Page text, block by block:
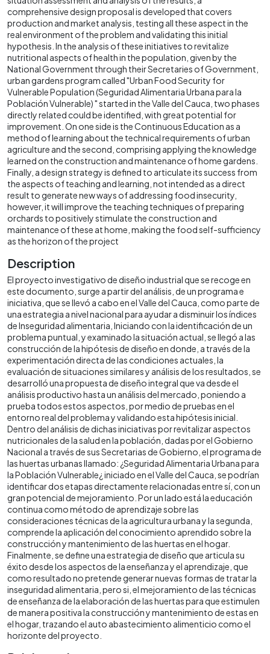
comprehensive design proposal is developed that covers
production and market analysis, testing all these aspect in the
real environment of the problem and validating this initial
hypothesis. In the analysis of these initiatives to revitalize
nutritional aspects of health in the population, given by the
National Government through their Secretaries of Government,
urban gardens program called "Urban Food Security for
Vulnerable Population (Seguridad Alimentaria Urbana para la
Población Vulnerable) " started in the Valle del Cauca, two phases
directly related could be identified, with great potential for
improvement. On one side is the Continuous Education as a
method of learning about the technical requirements of urban
agriculture and the second, comprising applying the knowledge
learned on the construction and maintenance of home gardens.
Finally, a design strategy is defined to articulate its success from
the aspects of teaching and learning, not intended as a direct
result to generate new ways of addressing food insecurity,
however, it will improve the teaching techniques of preparing
orchards to positively stimulate the construction and
maintenance of these at home, making the food self-sufficiency
as the horizon of the project
Description
El proyecto investigativo de diseño industrial que se recoge en
este documento, surge a partir del análisis, de un programa e
iniciativa, que se llevó a cabo en el Valle del Cauca, como parte de
una estrategia a nivel nacional para ayudar a disminuir los índices
de Inseguridad alimentaria, Iniciando con la identificación de un
problema puntual, y examinado la situación actual, se llegó a las
construcción de la hipótesis de diseño en donde, a través de la
experimentación directa de las condiciones actuales, la
evaluación de situaciones similares y análisis de los resultados, se
desarrolló una propuesta de diseño integral que va desde el
análisis productivo hasta un análisis del mercado, poniendo a
prueba todos estos aspectos, por medio de pruebas en el
entorno real del problema y validando esta hipótesis inicial.
Dentro del análisis de dichas iniciativas por revitalizar aspectos
nutricionales de la salud en la población, dadas por el Gobierno
Nacional a través de sus Secretarias de Gobierno, el programa de
las huertas urbanas llamado: ¿Seguridad Alimentaria Urbana para
la Población Vulnerable¿ iniciado en el Valle del Cauca, se podrían
identificar dos etapas directamente relacionadas entre sí, con un
gran potencial de mejoramiento. Por un lado está la educación
continua como método de aprendizaje sobre las
consideraciones técnicas de la agricultura urbana y la segunda,
comprende la aplicación del conocimiento aprendido sobre la
construcción y mantenimiento de las huertas en el hogar.
Finalmente, se define una estrategia de diseño que articula su
éxito desde los aspectos de la enseñanza y el aprendizaje, que
como resultado no pretende generar nuevas formas de tratar la
inseguridad alimentaria, pero si, el mejoramiento de las técnicas
de enseñanza de la elaboración de las huertas para que estimulen
de manera positiva la construcción y mantenimiento de estas en
el hogar, trazando el auto abastecimiento alimenticio como el
horizonte del proyecto.